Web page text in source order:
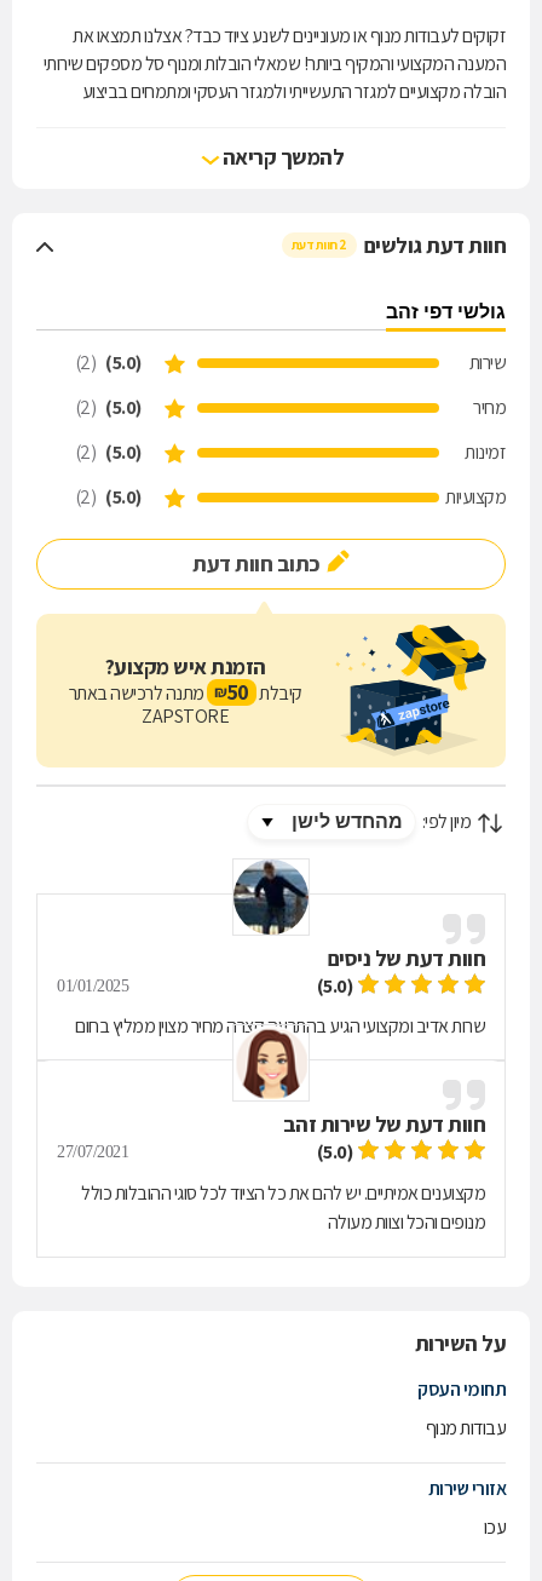
זקוקים לעבודות מנוף או מעוניינים לשנע ציוד כבד? אצלנו תמצאו את
המענה המקצועי והמקיף ביותר! שמאלי הובלות ומנוף סל מספקים שירותי
הובלה מקצועיים למגזר התעשייתי ולמגזר העסקי ומתמחים בביצוע
חשמל, פיגומים ואלמנטים מבטון, הובלת מזגנים וגנרטורים ועוד. נשמח
להמשך קריאה
חוות דעת גולשים 2 חוות דעת
גולשי דפי זהב
שירות (5.0)
(2)
מחיר
(5.0)
(2)
זמינות
(5.0)
(2)
מקצועיות
(5.0)
(2)
כתוב חוות דעת
הזמנת איש מקצוע?
קיבלת 50
₪ מתנה לרכישה באתר
ZAPSTORE
מיון לפי:
חוות דעת של ניסים
(5.0)
01/01/2025
שרות אדיב ומקצועי הגיע בהתרעה קצרה מחיר מצוין ממליץ בחום
חוות דעת של שירות זהב
(5.0)
27/07/2021
מקצוענים אמיתיים. יש להם את כל הציוד לכל סוגי ההובלות כולל
מנופים והכל וצוות מעולה
על השירות
תחומי העסק
עבודות מנוף
אזורי שירות
עכו